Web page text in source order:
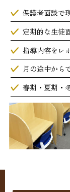
保護者面談で
定期的な生徒
指導内容をレ
月の途中から
春期・夏期・